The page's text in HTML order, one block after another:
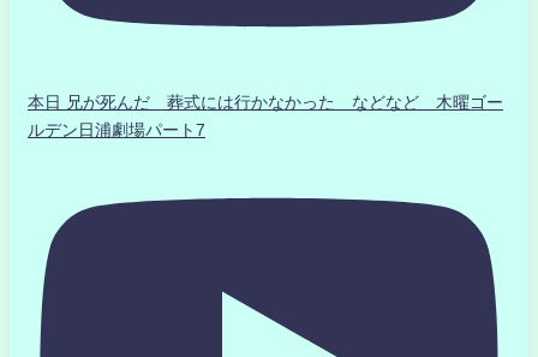
本日 兄が死んだ 葬式には行かなかった などなど 木曜ゴー
ルデン日浦劇場パート7